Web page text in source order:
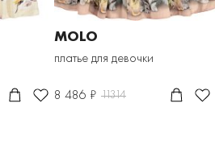
MOLO
платье для девочки
8 486 ₽ 11314